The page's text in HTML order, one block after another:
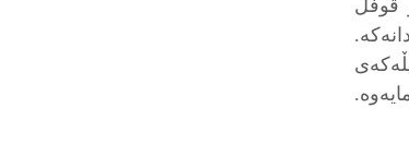
قوفڵ